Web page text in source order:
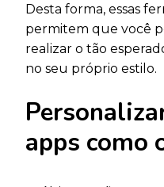
Desta forma, essas
permitem que você
realizar o tão
no seu próprio estilo.
apps como